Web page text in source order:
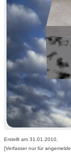
Erstellt am 31.01.2010,
[Verfasser nur für